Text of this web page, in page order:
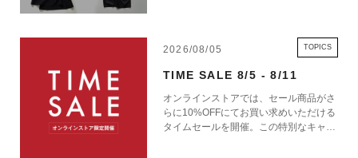
2026/08/05 TOPICS
TIME SALE 8/5 - 8/11
オンラインストアでは、セール商品がさ
らに10%OFFにてお買い求めいただける
タイムセールを開催。この特別なキャン